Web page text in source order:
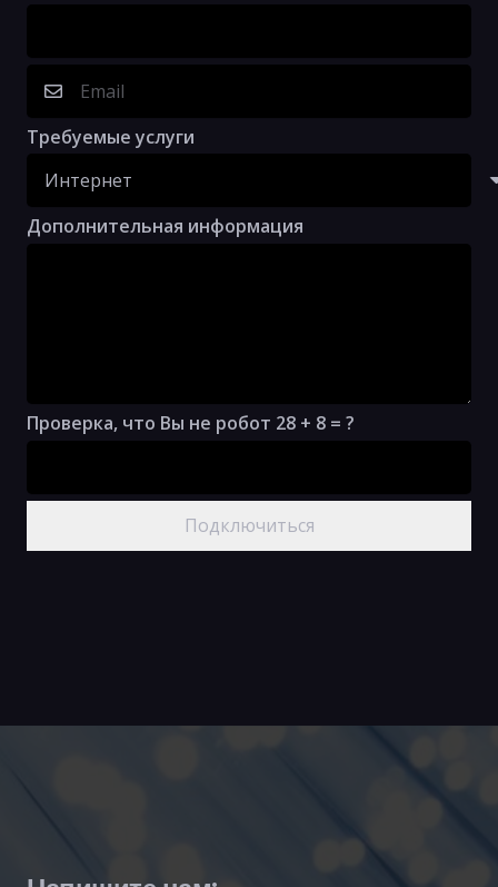
Требуемые услуги
Дополнительная информация
Проверка, что Вы не робот 28 + 8 = ?
Подключиться